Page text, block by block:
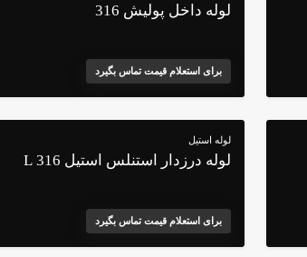
لوله داخل پولیش 316
برای استعلام قیمت تماس بگیرد
لوله استیل
لوله درزدار استنلس استیل 316 L
برای استعلام قیمت تماس بگیرد